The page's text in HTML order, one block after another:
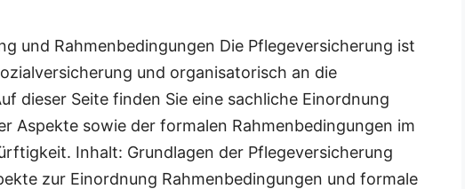
und Rahmenbedingungen Die Pflegeversicherung ist
und organisatorisch an die
dieser Seite finden Sie eine sachliche Einordnung
Aspekte sowie der formalen Rahmenbedingungen im
Inhalt: Grundlagen der Pflegeversicherung
zur Einordnung Rahmenbedingungen und formale